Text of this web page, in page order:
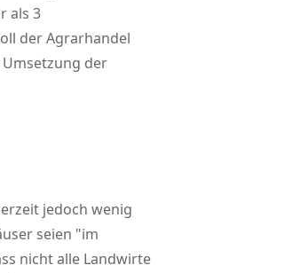
als 3
der Agrarhandel
der
jedoch wenig
seien im
nicht alle Landwirte